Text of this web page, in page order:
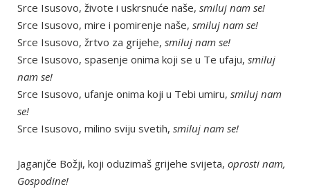
Srce Isusovo, živote i uskrsnuće naše, smiluj nam se!
Srce Isusovo, mire i pomirenje naše, smiluj nam se!
Srce Isusovo, žrtvo za grijehe, smiluj nam se!
Srce Isusovo, spasenje onima koji se u Te ufaju, smiluj
nam se!
Srce Isusovo, ufanje onima koji u Tebi umiru, smiluj nam
se!
Srce Isusovo, milino sviju svetih, smiluj nam se!
Jaganjče Božji, koji oduzimaš grijehe svijeta, oprosti nam,
Gospodine!